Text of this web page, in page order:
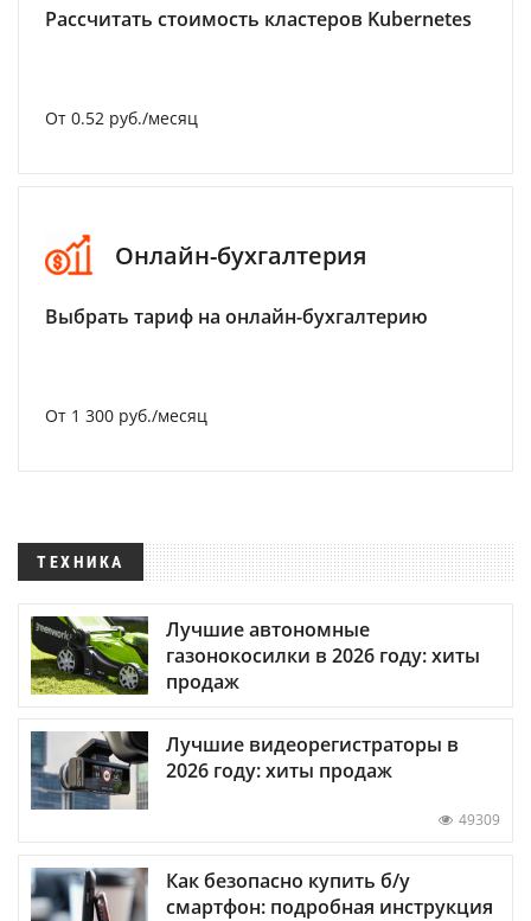
Рассчитать стоимость кластеров Kubernetes
От 0.52 руб./месяц
Онлайн-бухгалтерия
Выбрать тариф на онлайн-бухгалтерию
От 1 300 руб./месяц
ТЕХНИКА
Лучшие автономные
газонокосилки в 2026 году: хиты
продаж
Лучшие видеорегистраторы в
2026 году: хиты продаж
49309
Как безопасно купить б/у
смартфон: подробная инструкция